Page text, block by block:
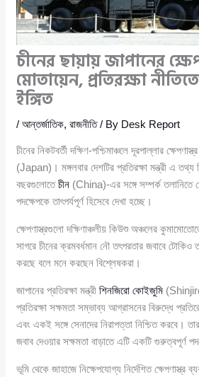
চীনের ছায়ায় জাপানের
মোতায়েন, প্রতিরক্ষা
ইঙ্গিত
/আন্তর্জাতিক,রাজনীতি/ By Desk Report
চীনের নিকটবর্তী দক্ষিণ-পশ্চিমাঞ্চলে দূরপাল্লার
(Japan)। মঙ্গলবার দেশটির প্রতিরক্ষা মন্ত্রী এ তথ্য
বছরগুলোতেচীন (China)-এর সঙ্গে সম্পর্ক তলানিতে
পদক্ষেপকে তাৎপর্যপূর্ণ হিসেবে দেখা হচ্ছে।
ক্ষেপণাস্ত্রগুলো দক্ষিণাঞ্চলীয় কিউশু অঞ্চলের
সাগরে চীনের ক্রমবর্ধমান নৌ তৎপরতার জবাবে টোকিও
করছে বলে মনে করছেন বিশ্লেষকরা।
জাপানের প্রতিরক্ষা মন্ত্রীশিনজিরো কোইজুমি
প্রতিরক্ষা সক্ষমতা সম্ভাব্য আগ্রাসনের বিরুদ্ধে
এবং একই সঙ্গে সেনাদের নিরাপত্তা নিশ্চিত করবে।
জবাব দেওয়ার সক্ষমতা বাড়াতে এটি একটি গুরুত্বপূর্ণ
ভূমি থেকে জাহাজে নিক্ষেপযোগ্য নির্দেশিত ক্ষেপণাস্ত্র